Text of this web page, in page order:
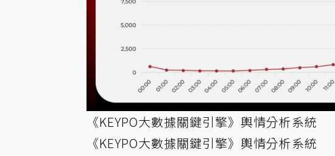
《KEYPO大數據關鍵引擎》輿情分析系統
《KEYPO大數據關鍵引擎》輿情分析系統